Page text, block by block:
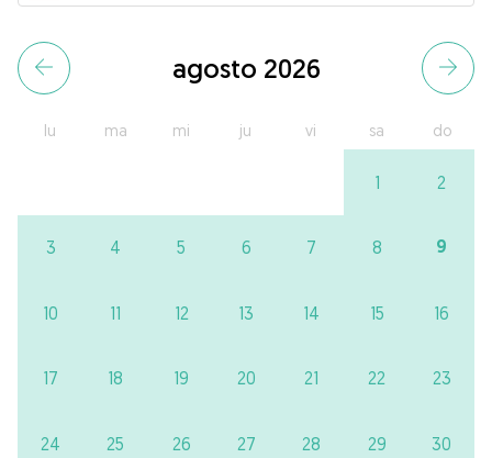
agosto 2026
lu ma mi ju vi sa do
1 2
3 4 5 6 7 8 9
10 11 12 13 14 15 16
17 18 19 20 21 22 23
24 25 26 27 28 29 30